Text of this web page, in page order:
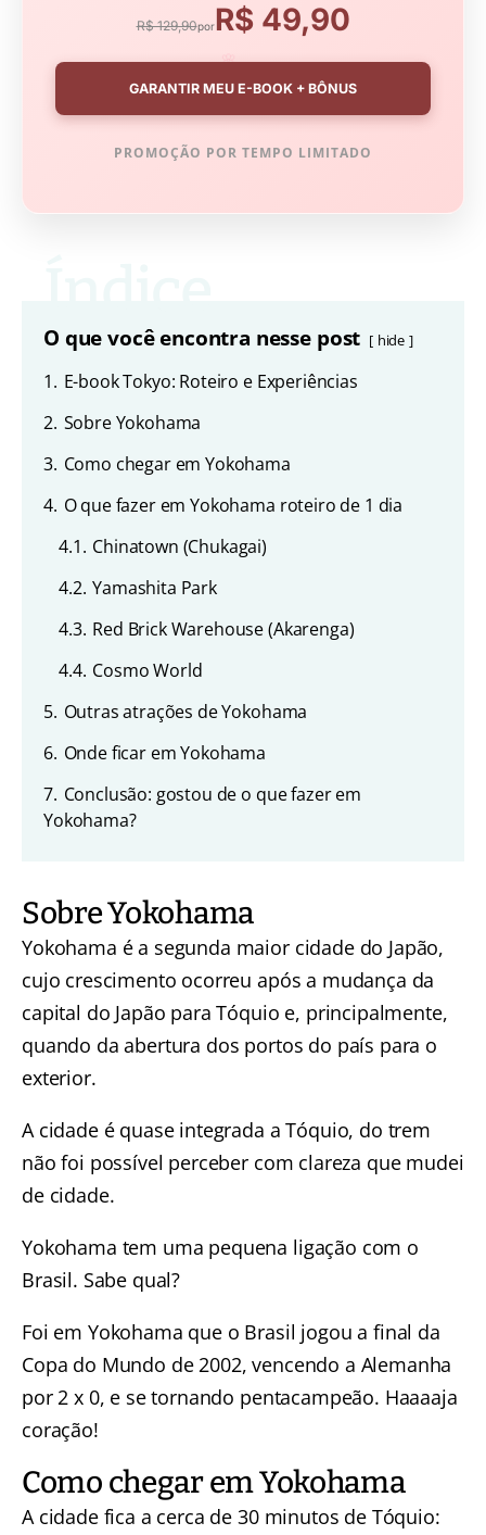
🌸
R$ 129,90porR$ 49,90
GARANTIR MEU E-BOOK + BÔNUS
PROMOÇÃO POR TEMPO LIMITADO
O que você encontra nesse post hide
1. E-book Tokyo: Roteiro e Experiências
2. Sobre Yokohama
3. Como chegar em Yokohama
4. O que fazer em Yokohama roteiro de 1 dia
4.1. Chinatown (Chukagai)
4.2. Yamashita Park
4.3. Red Brick Warehouse (Akarenga)
4.4. Cosmo World
5. Outras atrações de Yokohama
6. Onde ficar em Yokohama
7. Conclusão: gostou de o que fazer em
Yokohama?
Sobre Yokohama
Yokohama é a segunda maior cidade do Japão,
cujo crescimento ocorreu após a mudança da
capital do Japão para Tóquio e, principalmente,
quando da abertura dos portos do país para o
exterior.
A cidade é quase integrada a Tóquio, do trem
não foi possível perceber com clareza que mudei
de cidade.
Yokohama tem uma pequena ligação com o
Brasil. Sabe qual?
Foi em Yokohama que o Brasil jogou a final da
Copa do Mundo de 2002, vencendo a Alemanha
por 2 x 0, e se tornando pentacampeão. Haaaaja
coração!
Como chegar em Yokohama
A cidade fica a cerca de 30 minutos de Tóquio: